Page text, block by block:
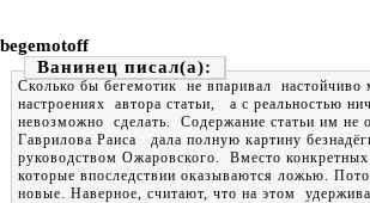
begemotoff
Ванинец
Сколько бы бегемотик не впаривал
настроениях автора статьи, а с реальностью
невозможно сделать. Содержание статьи им не
Гаврилова Раиса дала полную картину
руководством Ожаровского. Вместо
которые впоследствии оказываются ложью.
новые. Наверное, считают, что на этом